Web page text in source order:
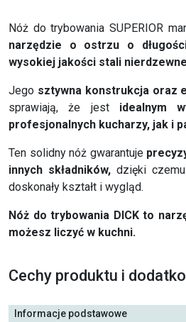
Nóż do trybowania SUPERIOR
narzędzie o ostrzu o
wysokiej jakości stali
Jego sztywna konstrukcja oraz
sprawiają, że jest idealnym
profesjonalnych kucharzy, jak i
Ten solidny nóż gwarantuje
innych składników,dzięki czemu
doskonały kształt i wygląd.
Nóż do trybowania DICK to
możesz liczyć w kuchni.
Cechy produktu i
Informacje podstawowe